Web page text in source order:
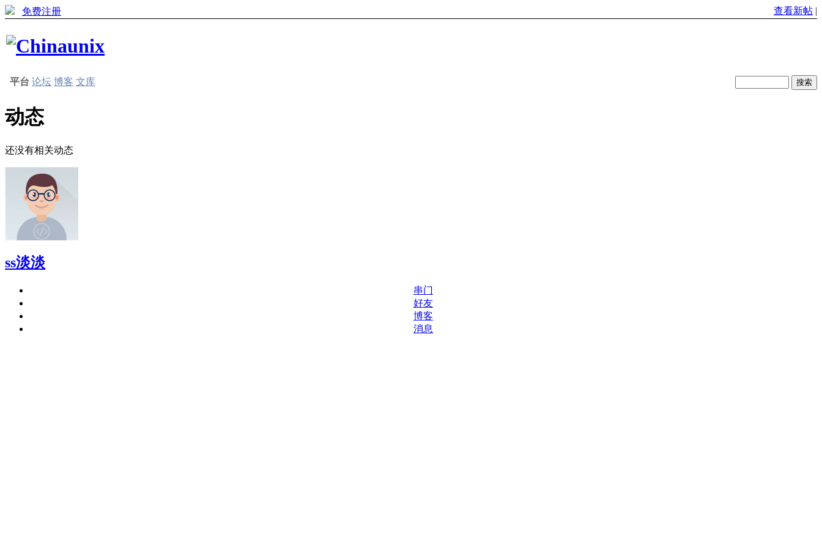
免费注册 查看新帖 |
平台 论坛 博客 文库
动态
还没有相关动态
ss淡淡
串门
好友
博客
消息